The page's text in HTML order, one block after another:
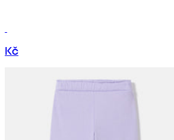
Kč